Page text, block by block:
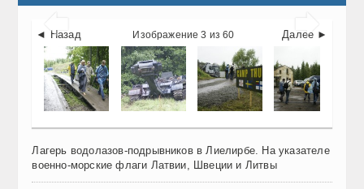
 
◄ Назад Далее ►
Изображение 3 из 60
Лагерь водолазов-подрывников в Лиелирбе. На указателе
военно-морские флаги Латвии, Швеции и Литвы